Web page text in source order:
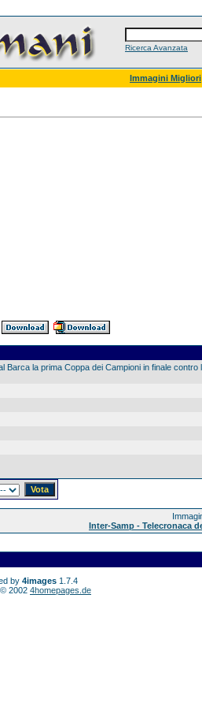
Ricerca Avanzata
Immagini Migliori
Barca la prima Coppa dei Campioni in finale contro
Inter-Samp - Telecronaca
by 4images 1.7.4
2002 4homepages.de